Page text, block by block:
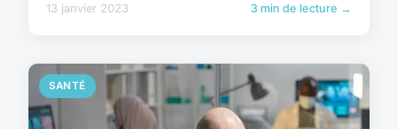
13 janvier 2023 3 min de lecture →
SANTÉ